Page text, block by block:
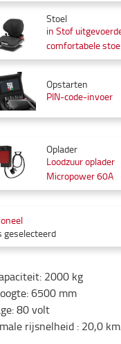
Stoel
in Stof
comfortabele
Opstarten
PIN-code-invoer
Oplader
Loodzuur oplader
Micropower 60A
geselecteerd
: 2000 kg
:6500 mm
:80volt
rijsnelheid : 20,0